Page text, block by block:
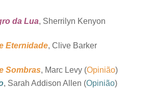
da Lua, Sherrilyn Kenyon
Eternidade, Clive Barker
Sombras, Marc Levy (Opinião)
, Sarah Addison Allen (Opinião)